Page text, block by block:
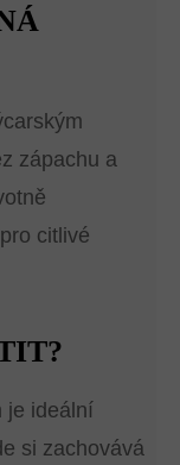
zápachu a
citlivé
je ideální
si zachovává